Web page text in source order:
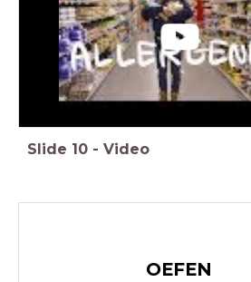
Slide 10 - Video
OEFEN